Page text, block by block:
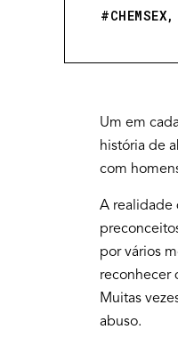
#CHEMSEX,
Um em
história de
com
A realidade
por vários
reconhecer
Muitas
abuso.